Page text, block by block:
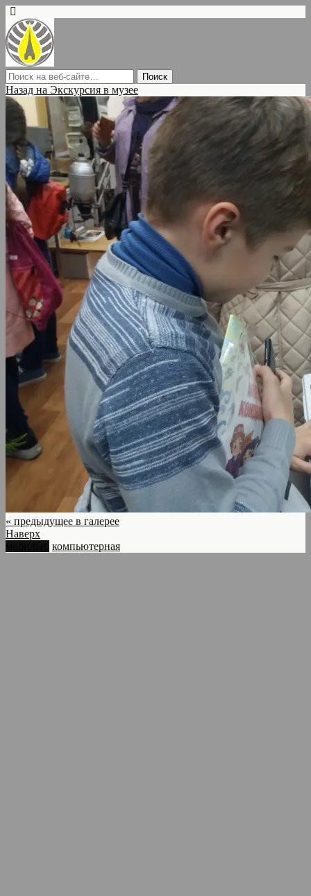
Назад на Экскурсия в музее
« предыдущее в галерее
Наверх
компьютерная